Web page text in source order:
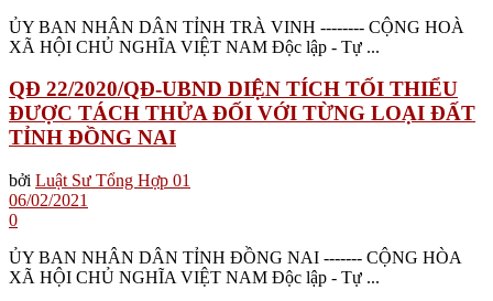
ỦY BAN NHÂN DÂN TỈNH TRÀ VINH -------- CỘNG HOÀ
XÃ HỘI CHỦ NGHĨA VIỆT NAM Độc lập - Tự ...
QĐ 22/2020/QĐ-UBND DIỆN TÍCH TỐI THIỂU
ĐƯỢC TÁCH THỬA ĐỐI VỚI TỪNG LOẠI ĐẤT
TỈNH ĐỒNG NAI
bởi Luật Sư Tổng Hợp 01
06/02/2021
0
ỦY BAN NHÂN DÂN TỈNH ĐỒNG NAI ------- CỘNG HÒA
XÃ HỘI CHỦ NGHĨA VIỆT NAM Độc lập - Tự ...